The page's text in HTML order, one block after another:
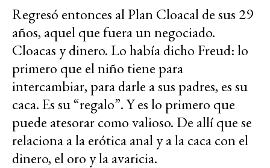
Regresó entonces al Plan Cloacal de sus 29
años, aquel que fuera un negociado.
Cloacas y dinero. Lo había dicho Freud: lo
primero que el niño tiene para
intercambiar, para darle a sus padres, es su
caca. Es su “regalo”. Y es lo primero que
puede atesorar como valioso. De allí que se
relaciona a la erótica anal y a la caca con el
dinero, el oro y la avaricia.